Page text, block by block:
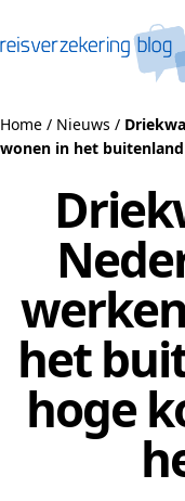
Home / Nieuws /
wonen in het
het
hoge